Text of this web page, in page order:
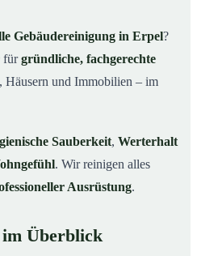
ab
Gebäudereinigung
– Profis im Einsatz
Gebäudereinigung in Erpel?
fürgründliche, fachgerechte
Häusern und Immobilien – im
Sauberkeit, Werterhalt
. Wir reinigen alles
Ausrüstung.
im Überblick